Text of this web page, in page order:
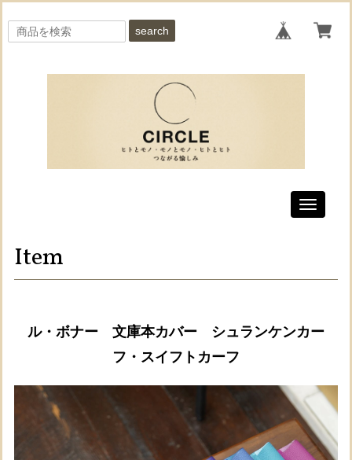
search
Toggle
Item
ル・ボナー 文庫本カバー シュランケンカー
フ・スイフトカーフ